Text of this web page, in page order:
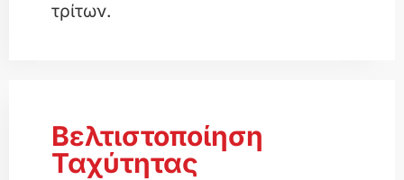
τρίτων.
Βελτιστοποίηση
Ταχύτητας